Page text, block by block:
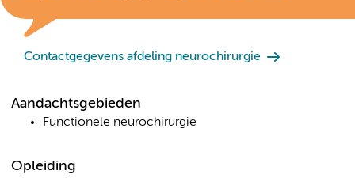
Contactgegevens afdeling neurochirurgie
Aandachtsgebieden
Functionele neurochirurgie
Opleiding